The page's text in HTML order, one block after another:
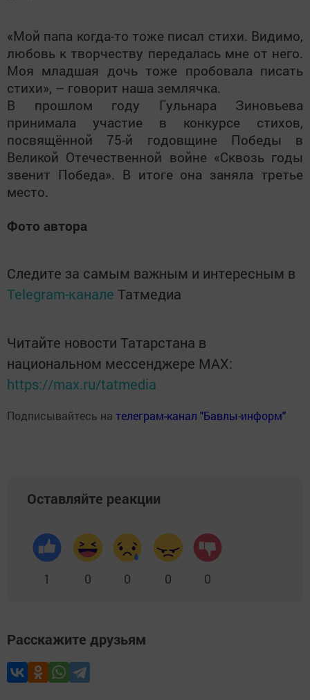
«Мой папа когда-то тоже писал стихи. Видимо,
любовь к творчеству передалась мне от него.
Моя младшая дочь тоже пробовала писать
стихи», – говорит наша землячка.
В прошлом году Гульнара Зиновьева
принимала участие в конкурсе стихов,
посвящённой 75-й годовщине Победы в
Великой Отечественной войне «Сквозь годы
звенит Победа». В итоге она заняла третье
место.
Фото автора
Следите за самым важным и интересным в
Telegram-канале Татмедиа
Читайте новости Татарстана в
национальном мессенджере MАХ:
https://max.ru/tatmedia
Подписывайтесь на телеграм-канал "Бавлы-информ"
Оставляйте реакции
1 0 0 0 0
Расскажите друзьям